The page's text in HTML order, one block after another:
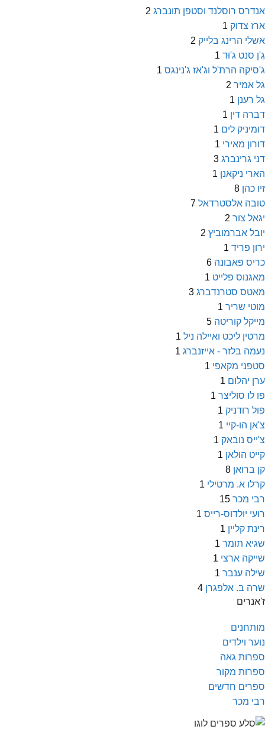
אנדרס רוסלנד וסטפן תונברג 2
ארז צדוק 1
אשלי הרינג בלייק 2
גֶ'ן סנט ג'וּד 1
ג'סיקה הרת'ל וג'אז ג'נינגס 1
גל אמיר 2
גל רענן 1
דברה דין 1
דומיניק לים 1
דורון מאירי 1
דני גרינברג 3
הארי ניקאנן 1
זיו כהן 8
טובה אלסטרדאל 7
יגאל צור 2
יובל אברמוביץ 2
ירון פריד 1
כריס פאבונה 6
מאגנוס פלייט 1
מאטס סטרנדברג 3
מוטי שריר 1
מייקל קוריטה 5
מרטין ליכט ואיילה ניל 1
נעמה בלזר - אייזנברג 1
סטפני מקאפי 1
ערן יהלום 1
פו לו סוליצר 1
פול רודניק 1
צ'אן הו-קיי 1
צ'ייס נובאק 1
קייט הולאן 1
קן ברואן 8
קרלו א. מרטילי 1
רבי מכר 15
רועי יולדוס-רייס 1
רינת קליין 1
שגיא תומר 1
שייקה ארצי 1
שילה ענבר 1
שרה ב. אלפגרן 4
ז'אנרים
מותחנים
נוער וילדים
ספרות גאה
ספרות מקור
ספרים חדשים
רבי מכר